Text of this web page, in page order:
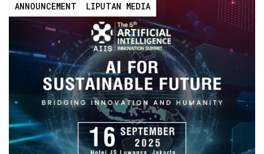
ANNOUNCEMENT LIPUTAN MEDIA